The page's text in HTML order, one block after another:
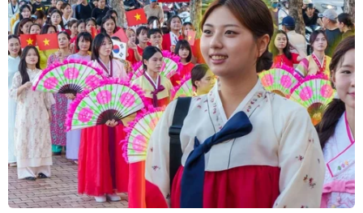
0,9% lên 4.480,70 điểm. Trong khi đó, chỉ số công nghệ
Nasdaq tăng 0,8% lên 15.161,53 điểm.